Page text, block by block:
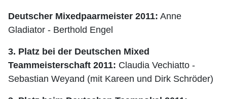
Deutscher Mixedpaarmeister 2011: Anne
Gladiator - Berthold Engel
3. Platz bei der Deutschen Mixed
Teammeisterschaft 2011: Claudia Vechiatto -
Sebastian Weyand (mit Kareen und Dirk Schröder)